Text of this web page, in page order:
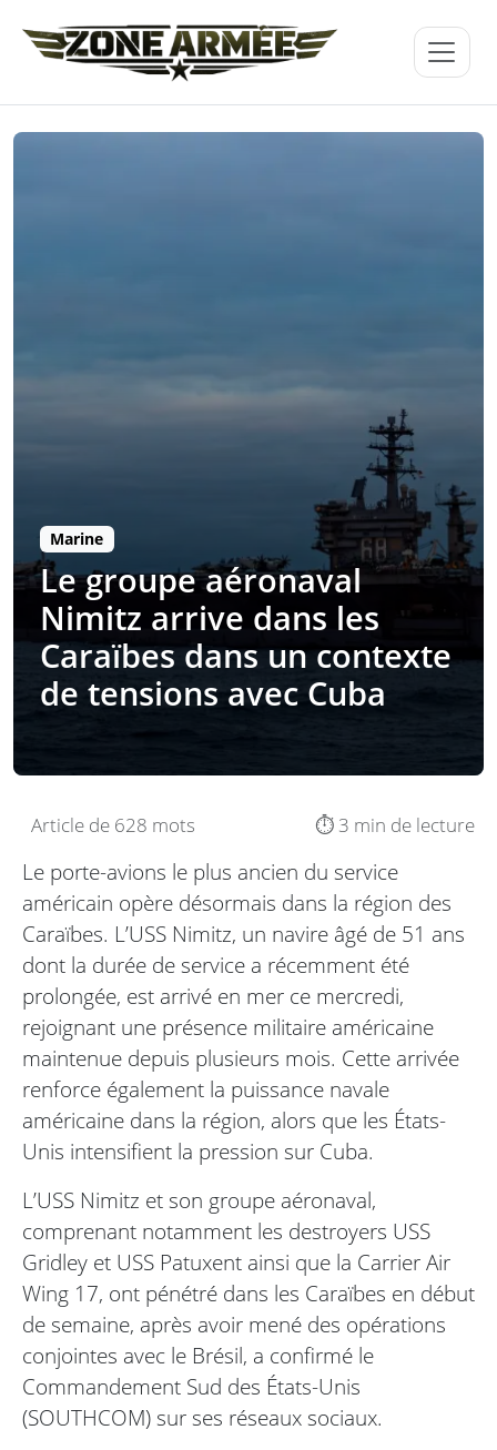
Marine
Le groupe aéronaval
Nimitz arrive dans les
Caraïbes dans un contexte
de tensions avec Cuba
Article de 628 mots ⏱️ 3 min de lecture
Le porte-avions le plus ancien du service
américain opère désormais dans la région des
Caraïbes. L’USS Nimitz, un navire âgé de 51 ans
dont la durée de service a récemment été
prolongée, est arrivé en mer ce mercredi,
rejoignant une présence militaire américaine
maintenue depuis plusieurs mois. Cette arrivée
renforce également la puissance navale
américaine dans la région, alors que les États-
Unis intensifient la pression sur Cuba.
L’USS Nimitz et son groupe aéronaval,
comprenant notamment les destroyers USS
Gridley et USS Patuxent ainsi que la Carrier Air
Wing 17, ont pénétré dans les Caraïbes en début
de semaine, après avoir mené des opérations
conjointes avec le Brésil, a confirmé le
Commandement Sud des États-Unis
(SOUTHCOM) sur ses réseaux sociaux.